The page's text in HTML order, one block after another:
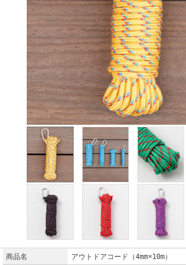
商品名
アウトドアコード（4mm×10m）